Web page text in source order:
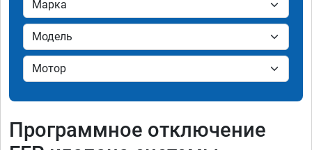
Программное отключение